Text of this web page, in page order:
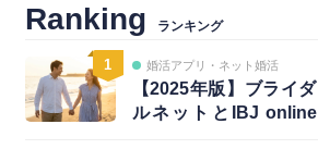
Ranking ランキング
1 婚活アプリ・ネット婚活
【2025年版】ブライダ
ルネットとIBJ online